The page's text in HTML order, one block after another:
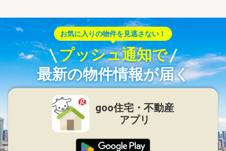
お気に入りの物件を見逃さない！
プッシュ通知で
最新の物件情報が届く
goo住宅・不動産
アプリ